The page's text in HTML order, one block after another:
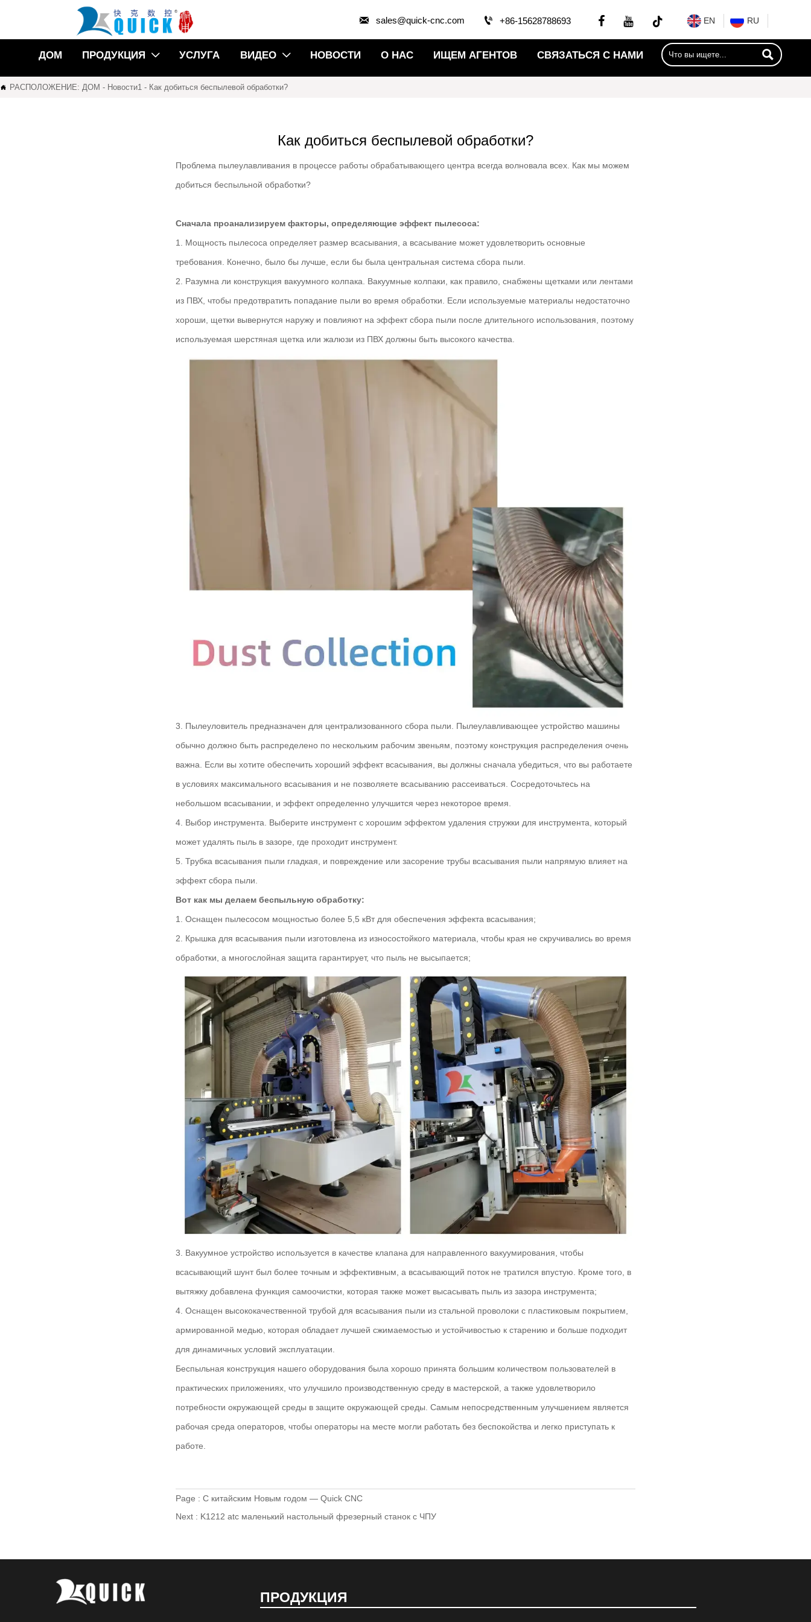
 sales@quick-cnc.com  +86-15628788693   EN RU
ДОМ ПРОДУКЦИЯ  УСЛУГА ВИДЕО  НОВОСТИ О НАС ИЩЕМ АГЕНТОВ СВЯЗАТЬСЯ С НАМИ 
 РАСПОЛОЖЕНИЕ: ДОМ - Новости1- Как добиться беспылевой обработки?
Как добиться беспылевой обработки?
Проблема пылеулавливания в процессе работы обрабатывающего центра всегда волновала всех. Как мы можем
добиться беспыльной обработки?
Сначала проанализируем факторы, определяющие эффект пылесоса:
1. Мощность пылесоса определяет размер всасывания, а всасывание может удовлетворить основные
требования. Конечно, было бы лучше, если бы была центральная система сбора пыли.
2. Разумна ли конструкция вакуумного колпака. Вакуумные колпаки, как правило, снабжены щетками или лентами
из ПВХ, чтобы предотвратить попадание пыли во время обработки. Если используемые материалы недостаточно
хороши, щетки вывернутся наружу и повлияют на эффект сбора пыли после длительного использования, поэтому
используемая шерстяная щетка или жалюзи из ПВХ должны быть высокого качества.
3. Пылеуловитель предназначен для централизованного сбора пыли. Пылеулавливающее устройство машины
обычно должно быть распределено по нескольким рабочим звеньям, поэтому конструкция распределения очень
важна. Если вы хотите обеспечить хороший эффект всасывания, вы должны сначала убедиться, что вы работаете
в условиях максимального всасывания и не позволяете всасыванию рассеиваться. Сосредоточьтесь на
небольшом всасывании, и эффект определенно улучшится через некоторое время.
4. Выбор инструмента. Выберите инструмент с хорошим эффектом удаления стружки для инструмента, который
может удалять пыль в зазоре, где проходит инструмент.
5. Трубка всасывания пыли гладкая, и повреждение или засорение трубы всасывания пыли напрямую влияет на
эффект сбора пыли.
Вот как мы делаем беспыльную обработку:
1. Оснащен пылесосом мощностью более 5,5 кВт для обеспечения эффекта всасывания;
2. Крышка для всасывания пыли изготовлена из износостойкого материала, чтобы края не скручивались во время
обработки, а многослойная защита гарантирует, что пыль не высыпается;
3. Вакуумное устройство используется в качестве клапана для направленного вакуумирования, чтобы
всасывающий шунт был более точным и эффективным, а всасывающий поток не тратился впустую. Кроме того, в
вытяжку добавлена функция самоочистки, которая также может высасывать пыль из зазора инструмента;
4. Оснащен высококачественной трубой для всасывания пыли из стальной проволоки с пластиковым покрытием,
армированной медью, которая обладает лучшей сжимаемостью и устойчивостью к старению и больше подходит
для динамичных условий эксплуатации.
Беспыльная конструкция нашего оборудования была хорошо принята большим количеством пользователей в
практических приложениях, что улучшило производственную среду в мастерской, а также удовлетворило
потребности окружающей среды в защите окружающей среды. Самым непосредственным улучшением является
рабочая среда операторов, чтобы операторы на месте могли работать без беспокойства и легко приступать к
работе.
Page :С китайским Новым годом — Quick CNC
Next : K1212 atc маленький настольный фрезерный станок с ЧПУ
ПРОДУКЦИЯ